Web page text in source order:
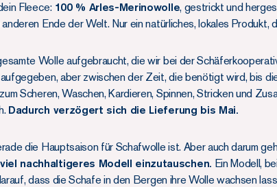
Fleece: 100 % Arles-Merinowolle, gestrickt und
Ende der Welt. Nur ein natürliches, lokales Produkt,
Wolle aufgebraucht, die wir bei der
aber zwischen der Zeit, die benötigt wird, bis
Scheren, Waschen, Kardieren, Spinnen, Stricken und
Dadurch verzögert sich die Lieferung bis Mai.
die Hauptsaison für Schafwolle ist. Aber auch darum
nachhaltigeres Modell einzutauschen. Ein Modell,
dass die Schafe in den Bergen ihre Wolle wachsen